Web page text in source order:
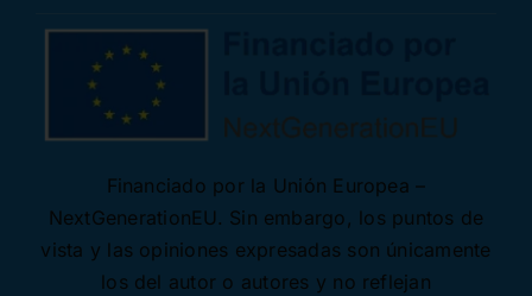
Financiado por la Unión Europea –
NextGenerationEU. Sin embargo, los puntos de
vista y las opiniones expresadas son únicamente
los del autor o autores y no reflejan